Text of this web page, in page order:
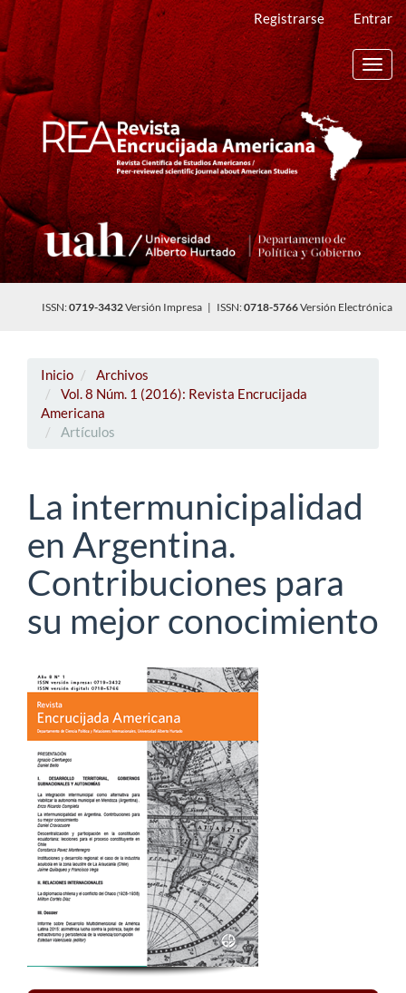
Navegación
principal
Contenido
principal
Barra
lateral
Registrarse Entrar
ISSN:0719-3432Versión Impresa | ISSN:0718-5766Versión Electrónica
Inicio
Archivos
Vol. 8 Núm. 1 (2016): Revista Encrucijada
Americana
Artículos
La intermunicipalidad
en Argentina.
Contribuciones para
su mejor conocimiento
Barra
lateral
del
artículo